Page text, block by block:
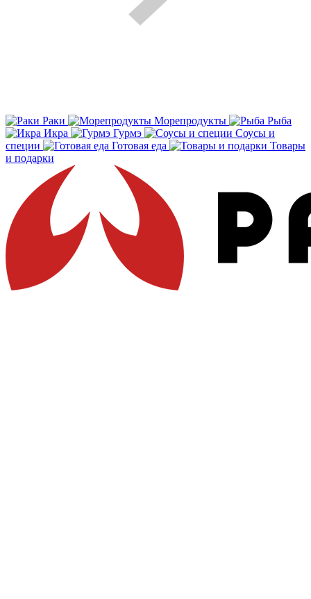
Раки Морепродукты
Рыба
Икра
Гурмэ
Соусы и
специи
Готовая еда
Товары
и подарки